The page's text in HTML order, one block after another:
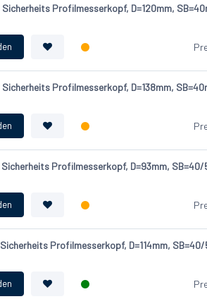
Sicherheits Profilmesserkopf, D=120mm,
Sicherheits Profilmesserkopf, D=138mm,
Sicherheits Profilmesserkopf, D=93mm,
Sicherheits Profilmesserkopf, D=114mm,